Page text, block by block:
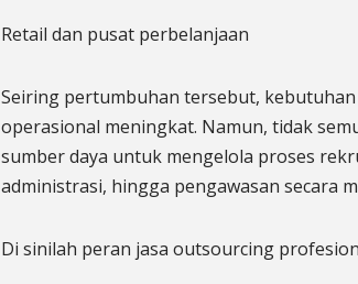
Retail dan pusat perbelanjaan
Seiring pertumbuhan tersebut,
operasional meningkat. Namun, tidak
sumber daya untuk mengelola proses
administrasi, hingga pengawasan secara
Di sinilah peran jasa outsourcing